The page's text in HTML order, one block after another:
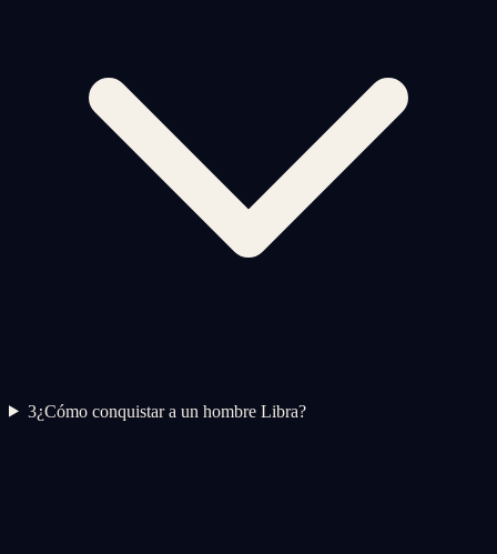
3¿Cómo conquistar a un hombre Libra?